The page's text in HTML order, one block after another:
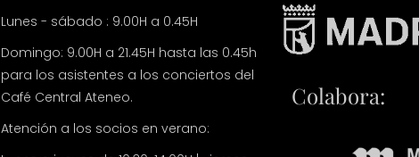
Lunes - sábado : 9.00H a 0.45H
Domingo: 9.00H a 21.45H hasta las 0.45h
para los asistentes a los conciertos del
Café Central Ateneo.
Atención a los socios en verano:
Colabora: